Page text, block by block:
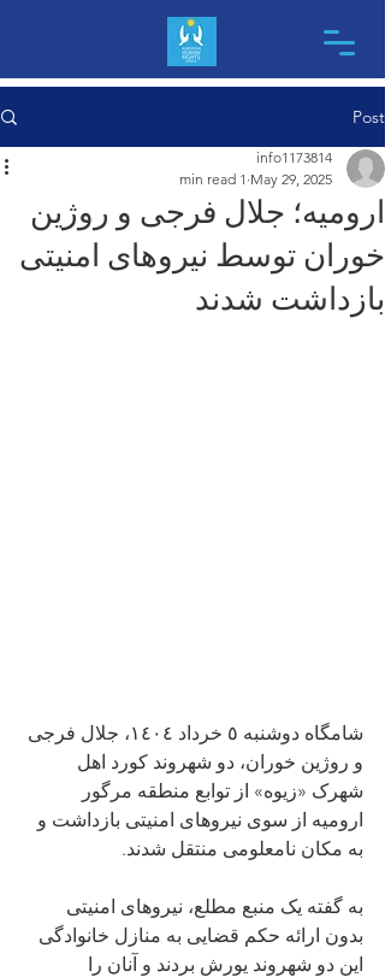
Post
ارومیه؛ جلال فرجی و روژین
خوران توسط نیروهای امنیتی
بازداشت شدند
info1173814
May 29, 2025
1 min read
شامگاه دوشنبه ٥ خرداد ١٤٠٤، جلال فرجی
و روژین خوران، دو شهروند کورد اهل
شهرک «زیوه» از توابع منطقه مرگور
ارومیه از سوی نیروهای امنیتی بازداشت و
به مکان نامعلومی منتقل شدند.
به گفته یک منبع مطلع، نیروهای امنیتی
بدون ارائه حکم قضایی به منازل خانوادگی
این دو شهروند یورش بردند و آنان را